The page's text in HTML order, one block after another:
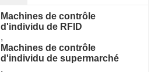
Machines de contrôle
d'individu de RFID
,
Machines de contrôle
d'individu de supermarché
,